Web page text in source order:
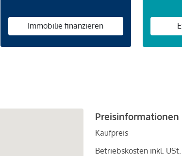
Immobilie finanzieren
Preisinformationen
Kaufpreis
Betriebskosten inkl. USt.